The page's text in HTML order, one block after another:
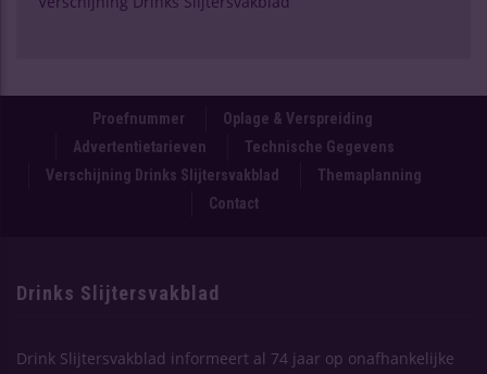
Proefnummer
Oplage & Verspreiding
Advertentietarieven
Technische Gegevens
Verschijning Drinks Slijtersvakblad
Themaplanning
Contact
Drinks Slijtersvakblad
Drink Slijtersvakblad informeert al 74 jaar op onafhankelijke